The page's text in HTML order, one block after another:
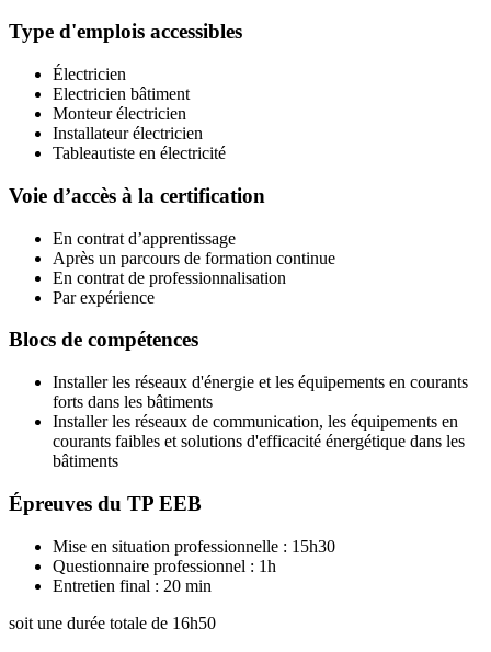
Type d'emplois accessibles
Électricien
Electricien bâtiment
Monteur électricien
Installateur électricien
Tableautiste en électricité
Voie d’accès à la certification
En contrat d’apprentissage
Après un parcours de formation continue
En contrat de professionnalisation
Par expérience
Blocs de compétences
Installer les réseaux d'énergie et les équipements en courants
forts dans les bâtiments
Installer les réseaux de communication, les équipements en
courants faibles et solutions d'efficacité énergétique dans les
bâtiments
Épreuves du TP EEB
Mise en situation professionnelle : 15h30
Questionnaire professionnel : 1h
Entretien final : 20 min
soit une durée totale de 16h50